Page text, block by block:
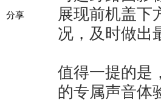
分享
展现前机盖下
况，及时做出
值得一提的是
的专属声音体